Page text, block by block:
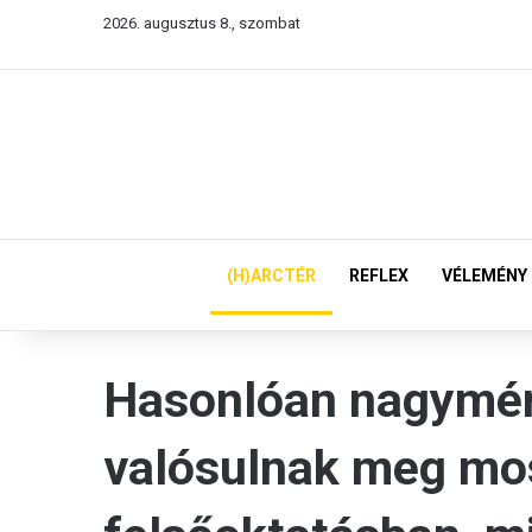
2026. augusztus 8., szombat
(H)ARCTÉR REFLEX VÉLEMÉNY
Hasonlóan
valósulnak meg